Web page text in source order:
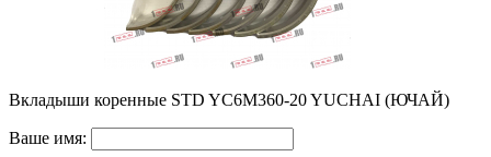
Вкладыши коренные STD YC6M360-20 YUCHAI (ЮЧАЙ)
Ваше имя: